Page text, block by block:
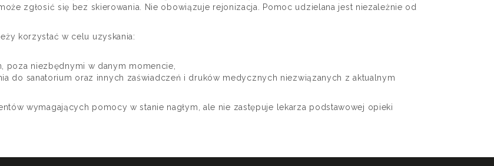
zgłosić się bez skierowania. Nie obowiązuje rejonizacja. Pomoc udzielana jest niezależnie od
korzystać w celu uzyskania:
poza niezbędnymi w danym momencie,
do sanatorium oraz innych zaświadczeń i druków medycznych niezwiązanych z aktualnym
wymagających pomocy w stanie nagłym, ale nie zastępuje lekarza podstawowej opieki